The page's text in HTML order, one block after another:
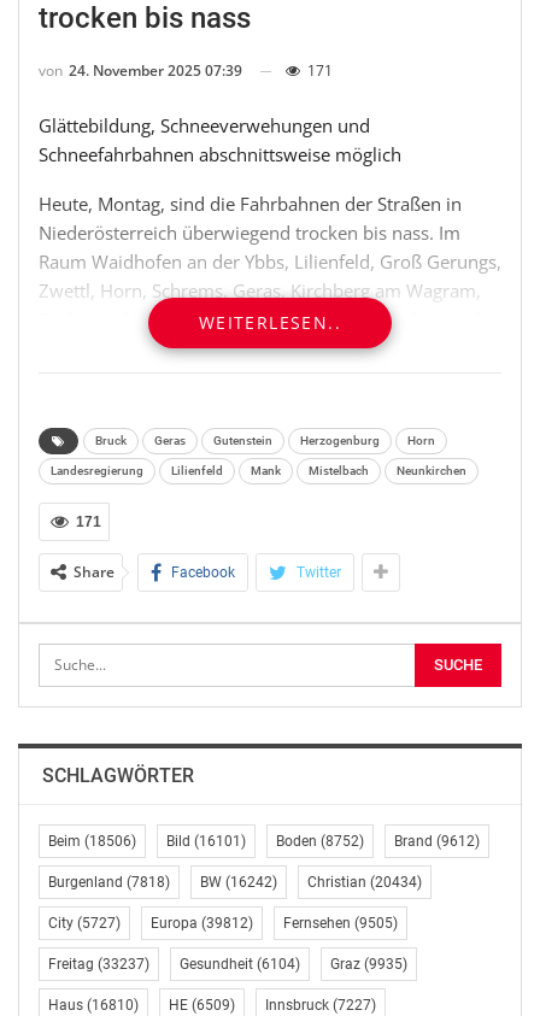
trocken bis nass
von 24. November 2025 07:39 171
Glättebildung, Schneeverwehungen und
Schneefahrbahnen abschnittsweise möglich
Heute, Montag, sind die Fahrbahnen der Straßen in
Niederösterreich überwiegend trocken bis nass. Im
Raum Waidhofen an der Ybbs, Lilienfeld, Groß Gerungs,
Zwettl, Horn, Schrems, Geras, Kirchberg am Wagram,
Raabs an der Thaya, Herzogenburg, Neunkirchen und
Gutenstein kommt es abschnittsweise zu Glättebildung.
Im Raum Poysdorf, Mistelbach, Groß Enzersdorf,
stellenweise mit Schneeverwehungen gerechnet
werden. In den höheren Lagen des Most-, Industrie-
gestreute Schneefahrbahnen. Die Neuschneemengen
belaufen sich im Waldviertel (Schrems) auf bis zu drei
Zentimeter. Die erforderlichen Räum- und
Kettenpflicht besteht aktuell für Fahrzeuge ab 3,5
zwischen Trattenbach und der Landesgrenze
Schneeketten anlegen. Die Temperaturen beliefen sich
+4 Grad in Mank. Gebietsweise führt Nieselregen zu der
Gefahr von Glättebildung.
Nähere Informationen beim Amt der NÖ
Landesregierung, NÖ Straßendienst unter 02742/9005-
60268 und E-Mail WINTERDIENSTSTELLE@NOEL.GV.AT
WEITERLESEN..
Bruck Geras Gutenstein Herzogenburg Horn
Landesregierung Lilienfeld Mank Mistelbach Neunkirchen
171
Share Facebook Twitter
SCHLAGWÖRTER
Beim (18506) Bild (16101) Boden (8752) Brand (9612)
Burgenland (7818) BW (16242) Christian (20434)
City (5727) Europa (39812) Fernsehen (9505)
Freitag (33237) Gesundheit (6104) Graz (9935)
Haus (16810) HE (6509) Innsbruck (7227)